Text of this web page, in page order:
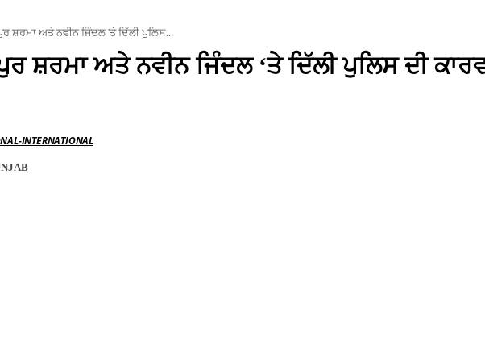
ਸ਼ਰਮਾ ਅਤੇ ਨਵੀਨ ਜਿੰਦਲ 'ਤੇ ਦਿੱਲੀ ਪੁਲਿਸ...
ਸ਼ਰਮਾ ਅਤੇ ਨਵੀਨ ਜਿੰਦਲ ‘ਤੇ ਦਿੱਲੀ ਪੁਲਿਸ ਦੀ
INTERNATIONAL